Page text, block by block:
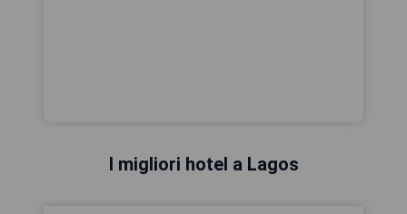
I migliori hotel a Lagos